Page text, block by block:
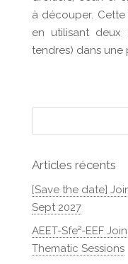
à découper.
en utilisant deux
tendres) dans une
Articles récents
[Save the date]
Sept 2027
AEET-Sfe²-EEF
Thematic Sessions